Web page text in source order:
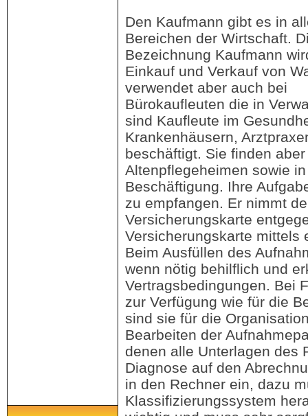
Den Kaufmann gibt es in
Bereichen der Wirtschaft.
Bezeichnung Kaufmann
Einkauf und Verkauf von
verwendet aber auch bei
Bürokaufleuten die in
sind Kaufleute im
Krankenhäusern,
beschäftigt. Sie finden
Altenpflegeheimen sowie
Beschäftigung. Ihre
zu empfangen. Er nimmt
Versicherungskarte
Versicherungskarte mittels
Beim Ausfüllen des
wenn nötig behilflich und
Vertragsbedingungen. Bei
zur Verfügung wie für die
sind sie für die
Bearbeiten der
denen alle Unterlagen des
Diagnose auf den
in den Rechner ein, dazu
Klassifizierungssystem